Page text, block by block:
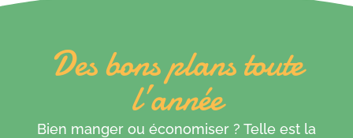
Des bons plans toute
l’année
Bien manger ou économiser ? Telle est la